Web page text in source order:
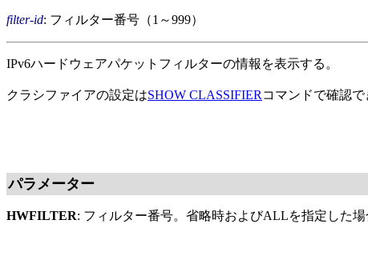
filter-id: フィルター番号（1～999）
IPv6ハードウェアパケットフィルターの情報を表示する。
クラシファイアの設定はSHOW CLASSIFIER コマンドで確認で
パラメーター
HWFILTER: フィルター番号。省略時およびALLを指定した